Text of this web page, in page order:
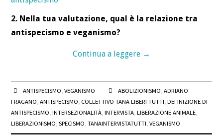
2. Nella tua valutazione, qual è la relazione tra
antispecismo e veganismo?
Continua a leggere →
ANTISPECISMO, VEGANISMO ABOLIZIONISMO, ADRIANO
FRAGANO,ANTISPECISMO, COLLETTIVO TANA LIBERI TUTTI,DEFINIZIONE DI
ANTISPECISMO,INTERSEZIONALITÀ,INTERVISTA,LIBERAZIONE ANIMALE,
LIBERAZIONISMO,SPECISMO,TANAINTERVISTATUTTI,VEGANISMO